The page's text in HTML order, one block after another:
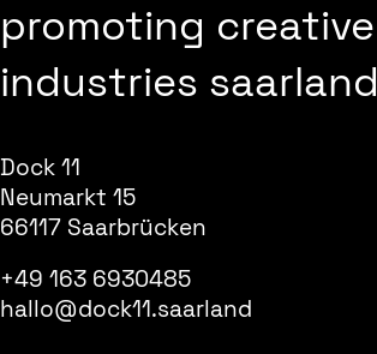
promoting creative
industries saarland
Dock 11
Neumarkt 15
66117 Saarbrücken
+49 163 6930485
hallo@dock11.saarland